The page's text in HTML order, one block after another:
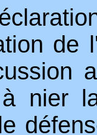
de
nier